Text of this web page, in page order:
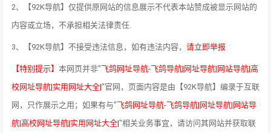
2、【92K导航】仅提供原网站的信息展示不代表本站赞成被显示网站的
内容或立场，不承担相关法律责任.
3、【92K导航】不接受违法信息，如有违法内容， 请立即举报
【特别提示】 本网页并非"飞鸽网址导航-飞鸽导航|网址导航|网站导航|高
校网址导航|实用网址大全|"官网，页面内容是由【92K导航】编录于互联
网，只作展示之用；如果有与"飞鸽网址导航-飞鸽导航|网址导航|网站导
航|高校网址导航|实用网址大全|"相关业务事宜，请访问其网站并获取联